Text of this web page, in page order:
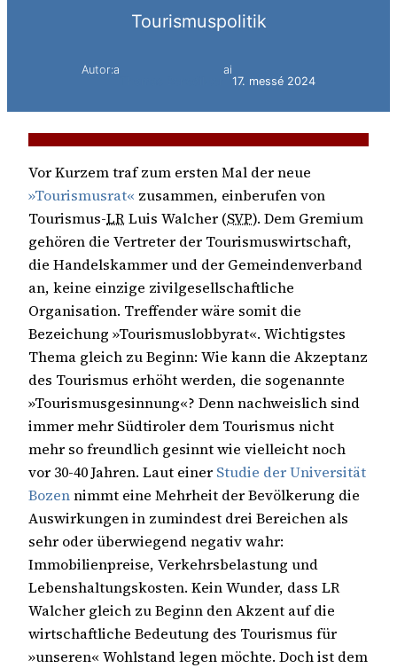
Tourismuspolitik
Autor:a
ai
17. messé 2024
Vor Kurzem traf zum ersten Mal der neue
»Tourismusrat« zusammen, einberufen von
Tourismus-LRLuis Walcher (SVP). Dem Gremium
gehören die Vertreter der Tourismuswirtschaft,
die Handelskammer und der Gemeindenverband
an, keine einzige zivilgesellschaftliche
Organisation. Treffender wäre somit die
Bezeichung »Tourismuslobbyrat«. Wichtigstes
Thema gleich zu Beginn: Wie kann die Akzeptanz
des Tourismus erhöht werden, die sogenannte
»Tourismusgesinnung«? Denn nachweislich sind
immer mehr Südtiroler dem Tourismus nicht
mehr so freundlich gesinnt wie vielleicht noch
vor 30-40 Jahren. Laut einer Studie der Universität
Bozennimmt eine Mehrheit der Bevölkerung die
Auswirkungen in zumindest drei Bereichen als
sehr oder überwiegend negativ wahr:
Immobilienpreise, Verkehrsbelastung und
Lebenshaltungskosten. Kein Wunder, dass LR
Walcher gleich zu Beginn den Akzent auf die
wirtschaftliche Bedeutung des Tourismus für
»unseren« Wohlstand legen möchte. Doch ist dem